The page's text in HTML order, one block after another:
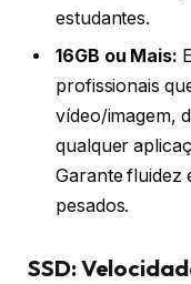
estudantes.
16GB ou Mais:
profissionais
vídeo/imagem,
qualquer
Garante fluidez
pesados.
SSD: